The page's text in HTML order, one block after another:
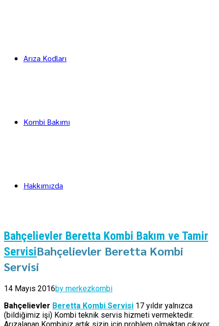
Arıza Kodları
Kombi Bakımı
Hakkımızda
Bahçelievler Beretta Kombi Bakım ve Tamir
ServisiBahçelievler Beretta Kombi
Servisi
14 Mayıs 2016by merkezkombi
Bahçelievler Beretta Kombi Servisi 17 yıldır yalnızca
(bildiğimiz işi) Kombi teknik servis hizmeti vermektedir.